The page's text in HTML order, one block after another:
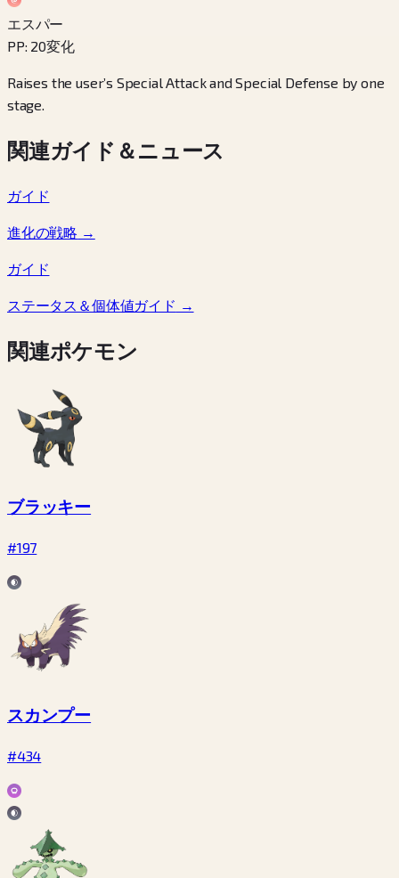
エスパー
PP: 20変化
Raises the user’s Special Attack and Special Defense by one
stage.
関連ガイド＆ニュース
ガイド
進化の戦略 →
ガイド
ステータス＆個体値ガイド →
関連ポケモン
ブラッキー
#197
スカンプー
#434